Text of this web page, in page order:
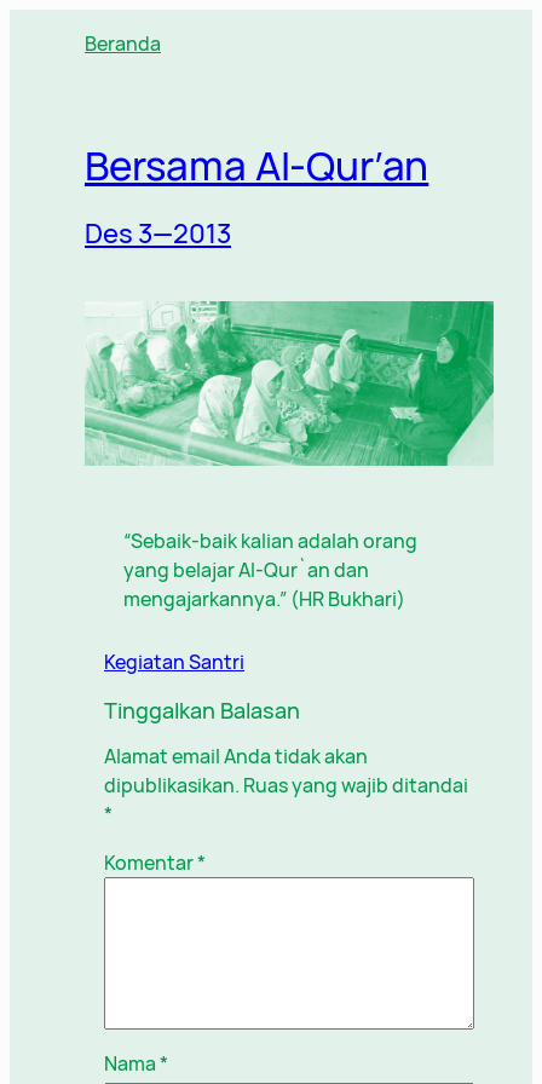
Beranda
Bersama Al-Qur’an
Des 3—2013
“Sebaik-baik kalian adalah orang
yang belajar Al-Qur`an dan
mengajarkannya.” (HR Bukhari)
Kegiatan Santri
Tinggalkan Balasan
Alamat email Anda tidak akan
dipublikasikan. Ruas yang wajib ditandai
*
Komentar*
Nama*